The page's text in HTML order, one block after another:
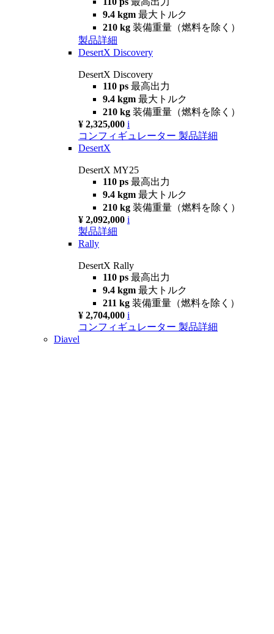
9.4 kgm 最大トルク
210 kg 装備重量（燃料を除く）
製品詳細
DesertX Discovery
DesertX Discovery
110 ps 最高出力
9.4 kgm 最大トルク
210 kg 装備重量（燃料を除く）
¥ 2,325,000 i
コンフィギュレーター 製品詳細
DesertX
DesertX MY25
110 ps 最高出力
9.4 kgm 最大トルク
210 kg 装備重量（燃料を除く）
¥ 2,092,000 i
製品詳細
Rally
DesertX Rally
110 ps 最高出力
9.4 kgm 最大トルク
211 kg 装備重量（燃料を除く）
¥ 2,704,000 i
コンフィギュレーター 製品詳細
Diavel